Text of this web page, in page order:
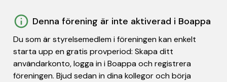
Denna förening är inte aktiverad i Boappa
Du som är styrelsemedlem i föreningen kan enkelt
starta upp en gratis provperiod: Skapa ditt
användarkonto, logga in i Boappa och registrera
föreningen. Bjud sedan in dina kollegor och börja